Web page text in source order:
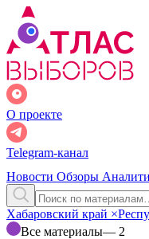
О проекте
Telegram-канал
Новости Обзоры
Хабаровский край ×
Все материалы— 2